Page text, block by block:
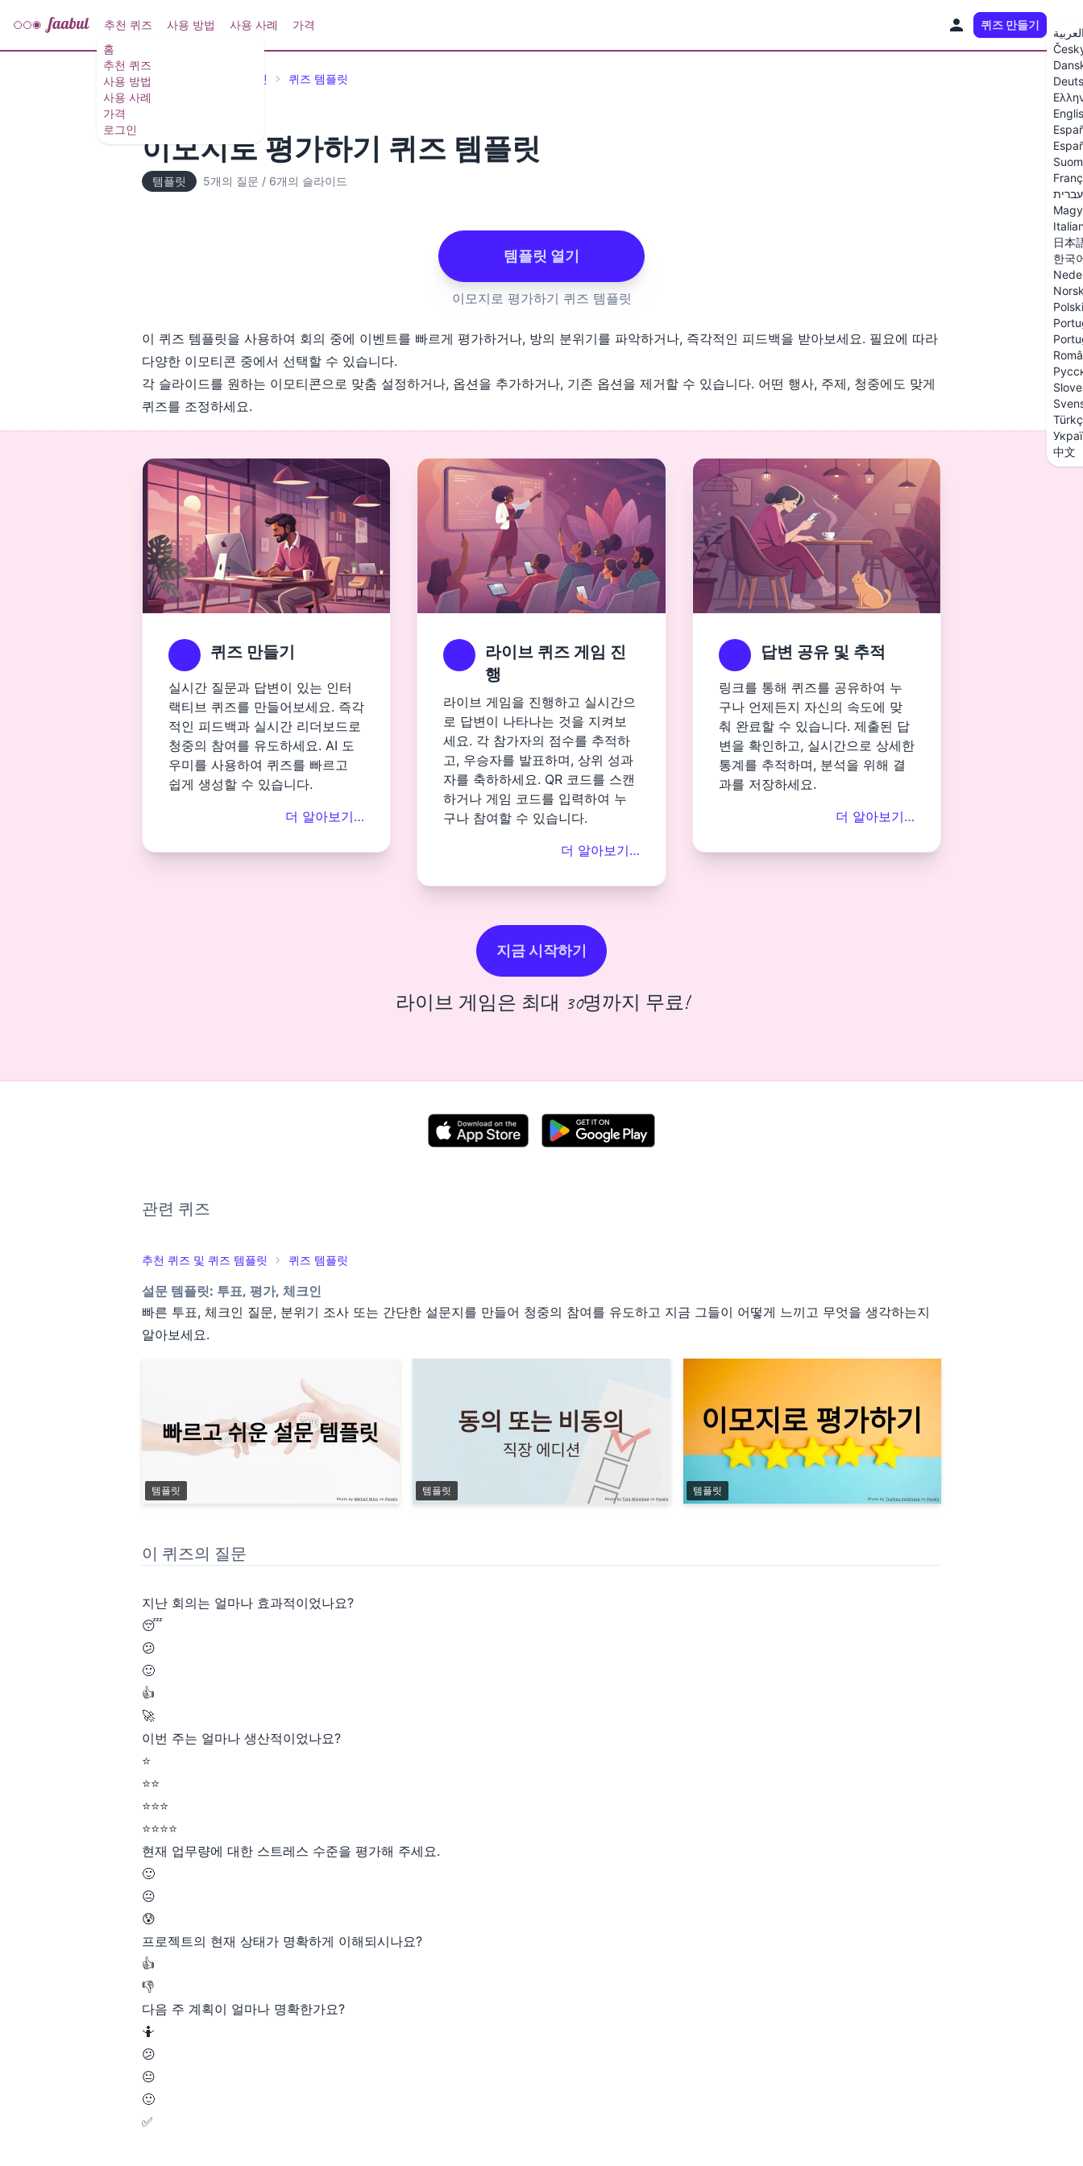
홈
추천 퀴즈
사용 방법
사용 사례
가격
로그인
추천 퀴즈 사용 방법 사용 사례 가격 퀴즈 만들기
עברית
日本
한국
Polski
中文
추천 퀴즈 및 퀴즈 템플릿 퀴즈 템플릿
이모지로 평가하기 퀴즈 템플릿
템플릿 5개의 질문 / 6개의 슬라이드
템플릿 열기
이모지로 평가하기 퀴즈 템플릿
이 퀴즈 템플릿을 사용하여 회의 중에 이벤트를 빠르게 평가하거나, 방의 분위기를 파악하거나, 즉각적인 피드백을 받아보세요. 필요에 따라
다양한 이모티콘 중에서 선택할 수 있습니다.
각 슬라이드를 원하는 이모티콘으로 맞춤 설정하거나, 옵션을 추가하거나, 기존 옵션을 제거할 수 있습니다. 어떤 행사, 주제, 청중에도 맞게
퀴즈를 조정하세요.
퀴즈 만들기
실시간 질문과 답변이 있는 인터
랙티브 퀴즈를 만들어보세요. 즉각
적인 피드백과 실시간 리더보드로
청중의 참여를 유도하세요. AI 도
우미를 사용하여 퀴즈를 빠르고
쉽게 생성할 수 있습니다.
더 알아보기…
라이브 퀴즈 게임 진
행
라이브 게임을 진행하고 실시간으
로 답변이 나타나는 것을 지켜보
세요. 각 참가자의 점수를 추적하
고, 우승자를 발표하며, 상위 성과
자를 축하하세요. QR 코드를 스캔
하거나 게임 코드를 입력하여 누
구나 참여할 수 있습니다.
더 알아보기…
답변 공유 및 추적
링크를 통해 퀴즈를 공유하여 누
구나 언제든지 자신의 속도에 맞
춰 완료할 수 있습니다. 제출된 답
변을 확인하고, 실시간으로 상세한
통계를 추적하며, 분석을 위해 결
과를 저장하세요.
더 알아보기…
지금 시작하기
라이브 게임은 최대 30명까지 무료!
관련 퀴즈
추천 퀴즈 및 퀴즈 템플릿 퀴즈 템플릿
설문 템플릿: 투표, 평가, 체크인
빠른 투표, 체크인 질문, 분위기 조사 또는 간단한 설문지를 만들어 청중의 참여를 유도하고 지금 그들이 어떻게 느끼고 무엇을 생각하는지
알아보세요.
템플릿 템플릿 템플릿
이 퀴즈의 질문
지난 회의는 얼마나 효과적이었나요?
😴
😕
🙂
👍
🚀
이번 주는 얼마나 생산적이었나요?
⭐
⭐⭐
⭐⭐⭐
⭐⭐⭐⭐
현재 업무량에 대한 스트레스 수준을 평가해 주세요.
🙂
😐
😰
프로젝트의 현재 상태가 명확하게 이해되시나요?
👍
👎
다음 주 계획이 얼마나 명확한가요?
🤷
😕
😐
🙂
✅